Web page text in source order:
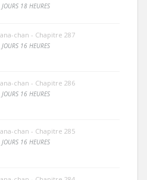
18 HEURES
chan - Chapitre 287
16 HEURES
chan - Chapitre 286
16 HEURES
chan - Chapitre 285
16 HEURES